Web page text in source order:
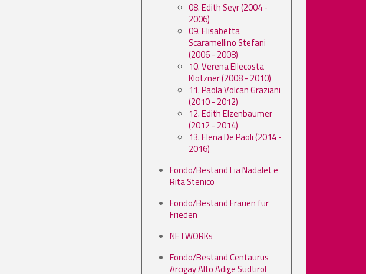
08. Edith Seyr (2004 -
2006)
09. Elisabetta
Scaramellino Stefani
(2006 - 2008)
10. Verena Ellecosta
Klotzner (2008 - 2010)
11. Paola Volcan Graziani
(2010 - 2012)
12. Edith Elzenbaumer
(2012 - 2014)
13. Elena De Paoli (2014 -
2016)
Fondo/Bestand Lia Nadalet e
Rita Stenico
Fondo/Bestand Frauen für
Frieden
NETWORKs
Fondo/Bestand Centaurus
Arcigay Alto Adige Südtirol